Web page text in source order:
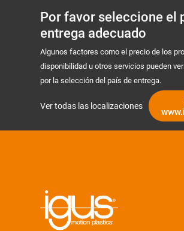
Por favor seleccione el
entrega adecuado
Algunos factores como el precio de los
disponibilidad u otros servicios pueden
por la selección del país de entrega.
Ver todas las localizaciones